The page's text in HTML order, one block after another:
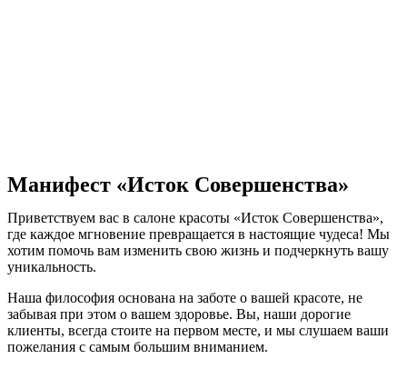
Манифест «Исток Совершенства»
Приветствуем вас в салоне красоты «Исток Совершенства»,
где каждое мгновение превращается в настоящие чудеса! Мы
хотим помочь вам изменить свою жизнь и подчеркнуть вашу
уникальность.
Наша философия основана на заботе о вашей красоте, не
забывая при этом о вашем здоровье. Вы, наши дорогие
клиенты, всегда стоите на первом месте, и мы слушаем ваши
пожелания с самым большим вниманием.